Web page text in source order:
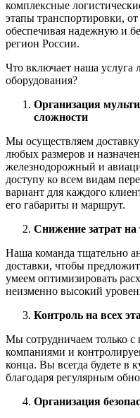
комплексные
этапы транспортировки,
обеспечивая надежную и
регион России.
Что включает наша услуга
оборудования?
Организация
сложности
Мы осуществляем
любых размеров и
железнодорожный и
доступу ко всем видам
вариант для каждого
его габариты и маршрут.
Снижение затрат на
Наша команда тщательно
доставки, чтобы
умеем оптимизировать
неизменно высокий
Контроль на всех
Мы сотрудничаем только
компаниями и
конца. Вы всегда будете в
благодаря регулярным
Организация